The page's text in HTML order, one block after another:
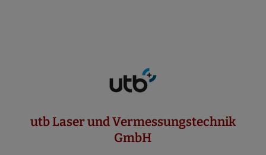
utb Laser und Vermessungstechnik
GmbH